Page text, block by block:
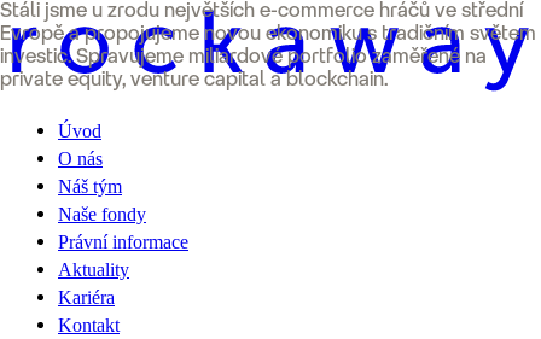
Úvod
O nás
Náš tým
Naše fondy
Právní informace
Aktuality
Kariéra
Kontakt
Stáli jsme u zrodu největších e-commerce hráčů ve střední
Evropě a propojujeme novou ekonomiku s tradičním světem
investic. Spravujeme miliardové portfolio zaměřené na
private equity, venture capital a blockchain.